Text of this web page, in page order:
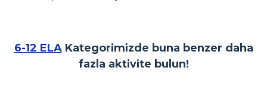
6-12 ELAKategorimizde buna benzer daha
fazla aktivite bulun!